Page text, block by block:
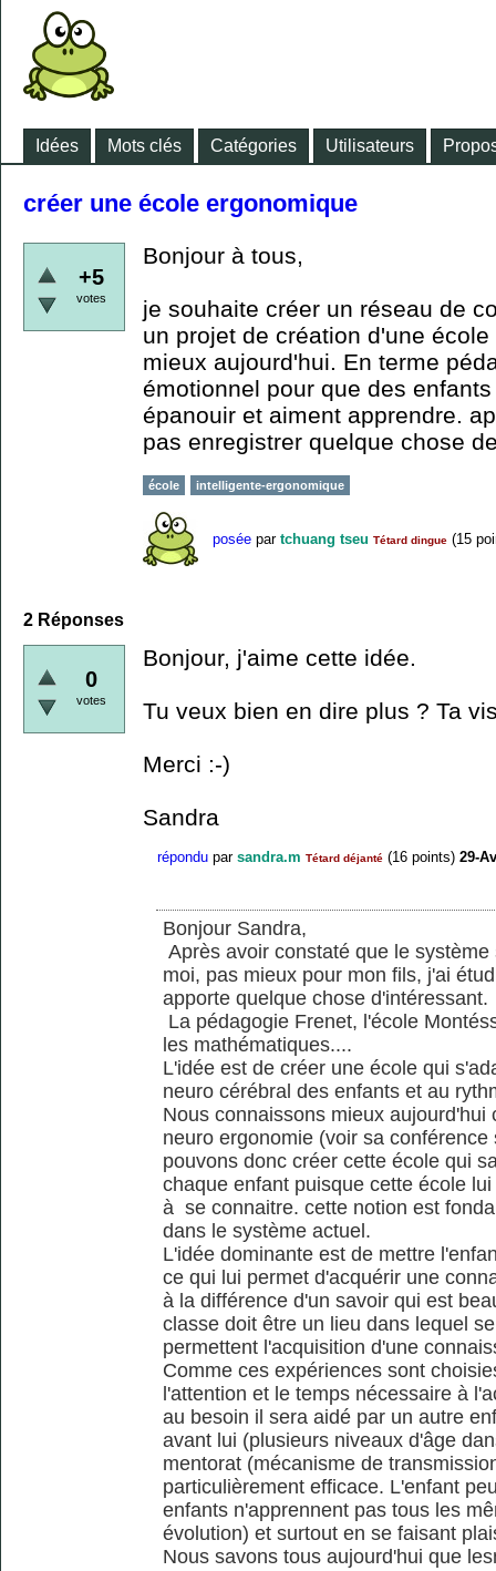
Idées Mots clés Catégories Utilisateurs
créer une école ergonomique
+5
votes
Bonjour à tous,
je souhaite créer un réseau de
un projet de création d'une
mieux aujourd'hui. En terme
émotionnel pour que des
épanouir et aiment apprendre.
pas enregistrer quelque chose
école intelligente-ergonomique
posée par tchuang tseu Tétard dingue (15
2 Réponses
0
votes
Bonjour, j'aime cette idée.
Tu veux bien en dire plus ? Ta
Merci :-)
Sandra
répondu par sandra.m Tétard déjanté (16 points) 29-
Bonjour Sandra,
Après avoir constaté que le
moi, pas mieux pour mon fils, j'ai
apporte quelque chose d'intéressant.
La pédagogie Frenet, l'école
les mathématiques....
L'idée est de créer une école qui
neuro cérébral des enfants et au
Nous connaissons mieux
neuro ergonomie (voir sa
pouvons donc créer cette école qui
chaque enfant puisque cette école
à se connaitre. cette notion est
dans le système actuel.
L'idée dominante est de mettre
ce qui lui permet d'acquérir une
à la différence d'un savoir qui est
classe doit être un lieu dans lequel
permettent l'acquisition d'une
Comme ces expériences sont
l'attention et le temps nécessaire à
au besoin il sera aidé par un autre
avant lui (plusieurs niveaux d'âge
mentorat (mécanisme de
particulièrement efficace. L'enfant
enfants n'apprennent pas tous les
évolution) et surtout en se faisant
Nous savons tous aujourd'hui que